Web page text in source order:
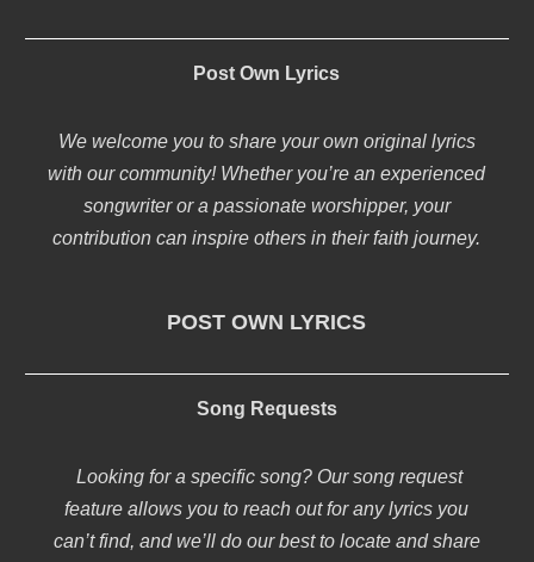
Post Own Lyrics
We welcome you to share your own original lyrics
with our community! Whether you’re an experienced
songwriter or a passionate worshipper, your
contribution can inspire others in their faith journey.
POST OWN LYRICS
Song Requests
Looking for a specific song? Our song request
feature allows you to reach out for any lyrics you
can’t find, and we’ll do our best to locate and share